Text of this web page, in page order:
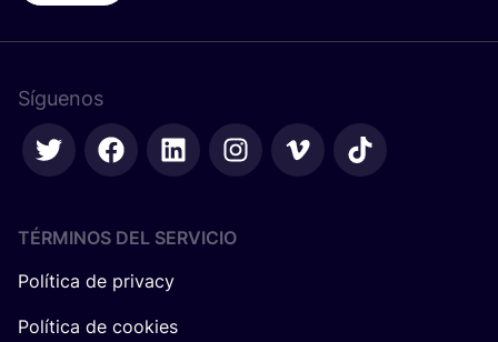
Síguenos
TÉRMINOS DEL SERVICIO
Política de privacy
Política de cookies